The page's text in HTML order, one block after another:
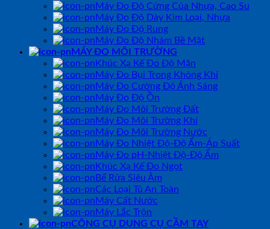
Máy Đo Độ Cứng Của Nhựa, Cao Su
Máy Đo Độ Dày Kim Loại, Nhựa
Máy Đo Độ Rung
Máy Đo Độ Nhám Bề Mặt
MÁY ĐO MÔI TRƯỜNG
Khúc Xạ Kế Đo Độ Mặn
Máy Đo Bụi Trong Không Khí
Máy Đo Cường Độ Ánh Sáng
Máy Đo Độ Ồn
Máy Đo Môi Trường Đất
Máy Đo Môi Trường Khí
Máy Đo Môi Trường Nước
Máy Đo Nhiệt Độ-Độ Ẩm-Áp Suất
Máy Đo pH-Nhiệt Độ-Độ Ẩm
Khúc Xạ Kế Đo Ngọt
Bể Rửa Siêu Âm
Các Loại Tủ An Toàn
Máy Cất Nước
Máy Lắc Trộn
CÔNG CỤ DỤNG CỤ CẦM TAY